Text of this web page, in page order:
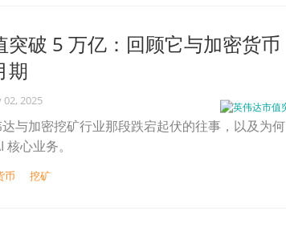
突破 5 万亿：回顾它与加密货币
期
02, 2025
与加密挖矿行业那段跌宕起伏的往事，以及为何
心业务。
币 挖矿